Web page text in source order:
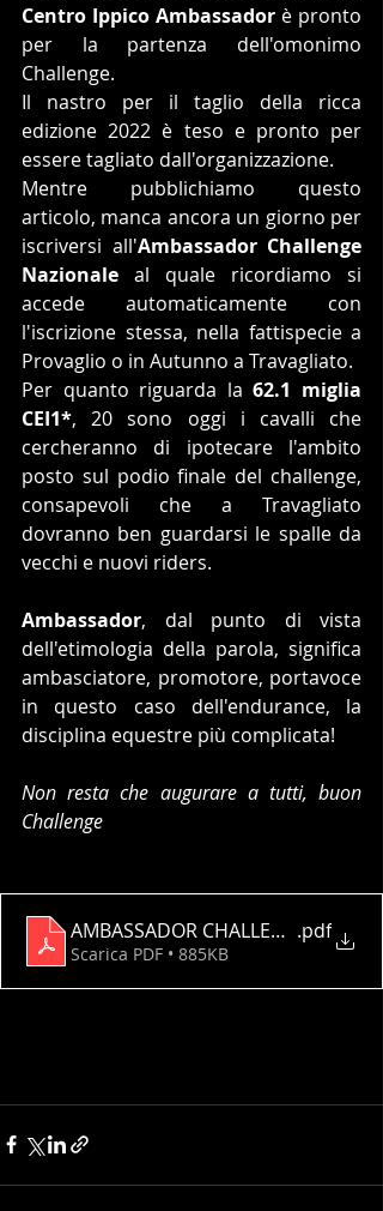
Centro Ippico Ambassador è pronto
per la partenza dell'omonimo
Challenge.
Il nastro per il taglio della ricca
edizione 2022 è teso e pronto per
essere tagliato dall'organizzazione.
Mentre pubblichiamo questo
articolo, manca ancora un giorno per
iscriversi all'Ambassador Challenge
Nazionale al quale ricordiamo si
accede automaticamente con
l'iscrizione stessa, nella fattispecie a
Provaglio o in Autunno a Travagliato.
Per quanto riguarda la 62.1 miglia
CEI1*, 20 sono oggi i cavalli che
cercheranno di ipotecare l'ambito
posto sul podio finale del challenge,
consapevoli che a Travagliato
dovranno ben guardarsi le spalle da
vecchi e nuovi riders.
Ambassador, dal punto di vista
dell'etimologia della parola, significa
ambasciatore, promotore, portavoce
in questo caso dell'endurance, la
disciplina equestre più complicata!
Non resta che augurare a tutti, buon
Challenge
AMBASSADOR CHALLENGE 2022
.pdf
Scarica PDF • 885KB